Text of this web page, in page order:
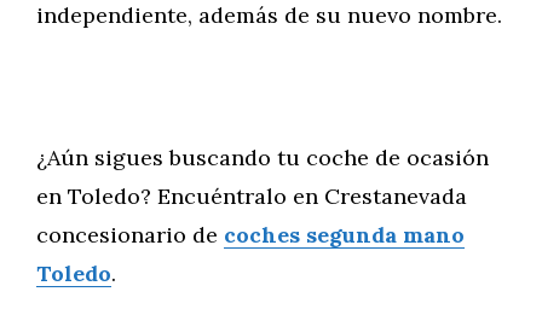
independiente, además de su nuevo nombre.
¿Aún sigues buscando tu coche de ocasión
en Toledo? Encuéntralo en Crestanevada
concesionario de coches segunda mano
Toledo.